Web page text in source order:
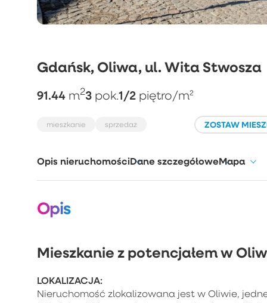
Gdańsk, Oliwa, ul. Wita Stwosza
91.44 m23 pok.1/2 piętro/m²
mieszkanie sprzedaż ZOSTAW
Opis nieruchomościDane szczegółoweMapa
Opis
Mieszkanie z potencjałem w
LOKALIZACJA:
Nieruchomość zlokalizowana jest w Oliwie,